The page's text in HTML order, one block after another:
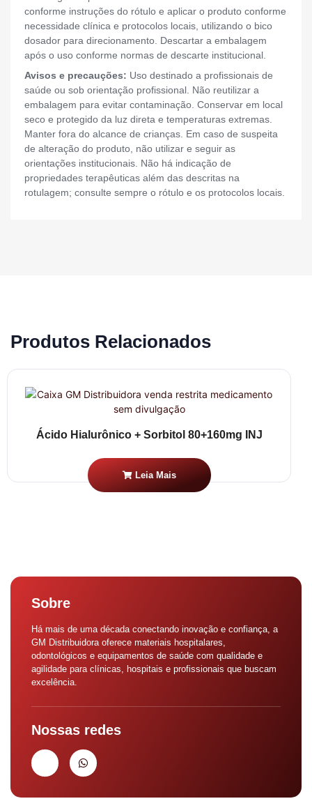
conforme instruções do rótulo e aplicar o produto conforme
necessidade clínica e protocolos locais, utilizando o bico
dosador para direcionamento. Descartar a embalagem
após o uso conforme normas de descarte institucional.
Avisos e precauções: Uso destinado a profissionais de
saúde ou sob orientação profissional. Não reutilizar a
embalagem para evitar contaminação. Conservar em local
seco e protegido da luz direta e temperaturas extremas.
Manter fora do alcance de crianças. Em caso de suspeita
de alteração do produto, não utilizar e seguir as
orientações institucionais. Não há indicação de
propriedades terapêuticas além das descritas na
rotulagem; consulte sempre o rótulo e os protocolos locais.
Produtos Relacionados
Ácido Hialurônico + Sorbitol 80+160mg INJ
Leia Mais
Sobre
Há mais de uma década conectando inovação e confiança, a
GM Distribuidora oferece materiais hospitalares,
odontológicos e equipamentos de saúde com qualidade e
agilidade para clínicas, hospitais e profissionais que buscam
excelência.
Nossas redes